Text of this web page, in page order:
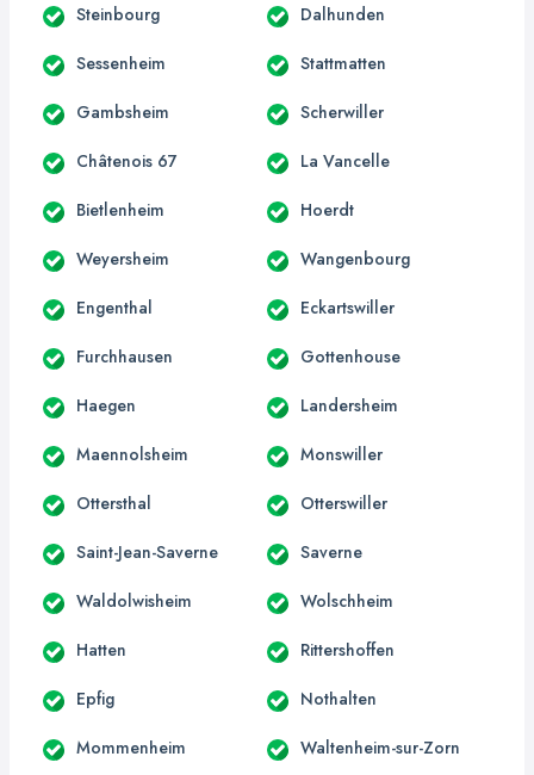
Steinbourg Dalhunden
Sessenheim Stattmatten
Gambsheim Scherwiller
Châtenois 67 La Vancelle
Bietlenheim Hoerdt
Weyersheim Wangenbourg
Engenthal Eckartswiller
Furchhausen Gottenhouse
Haegen Landersheim
Maennolsheim Monswiller
Ottersthal Otterswiller
Saint-Jean-Saverne Saverne
Waldolwisheim Wolschheim
Hatten Rittershoffen
Epfig Nothalten
Mommenheim Waltenheim-sur-Zorn